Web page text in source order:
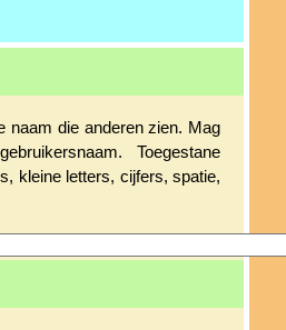
naam die anderen zien. Mag
Toegestane
kleine letters, cijfers, spatie,